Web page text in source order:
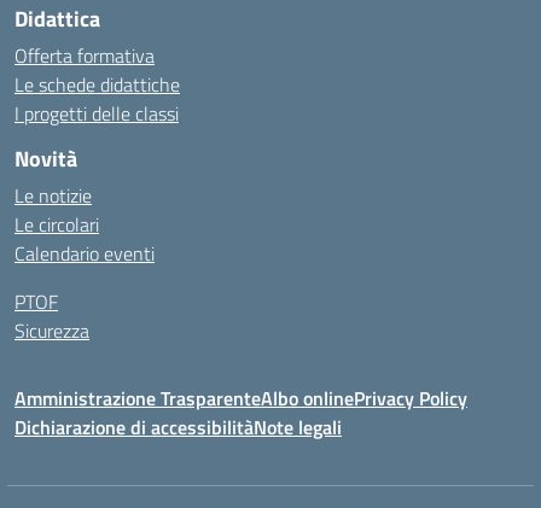
Didattica
Offerta formativa
Le schede didattiche
I progetti delle classi
Novità
Le notizie
Le circolari
Calendario eventi
PTOF
Sicurezza
Amministrazione TrasparenteAlbo onlinePrivacy Policy
Dichiarazione di accessibilitàNote legali